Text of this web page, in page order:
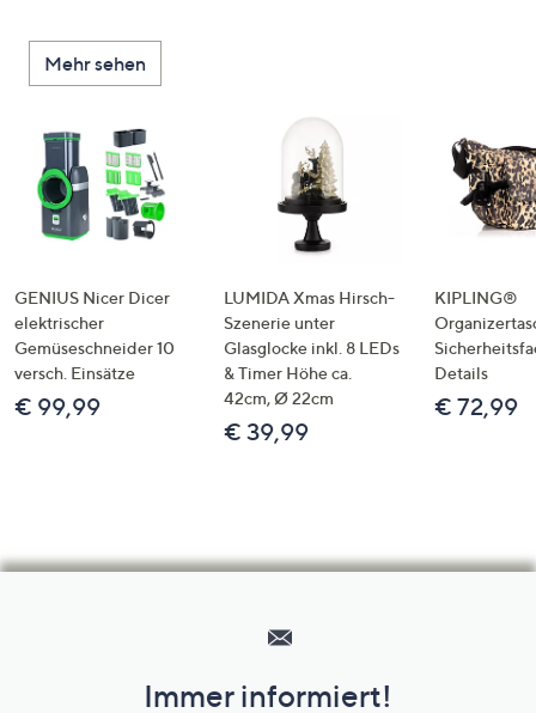
Mehr sehen
GENIUS Nicer Dicer
elektrischer
Gemüseschneider 10
versch. Einsätze
€ 99,99
LUMIDA Xmas Hirsch-
Szenerie unter
Glasglocke inkl. 8 LEDs
& Timer Höhe ca.
42cm, Ø 22cm
€ 39,99
KIPLING®
Details
€ 72,99
Unternehmensinformationen
Immer informiert!